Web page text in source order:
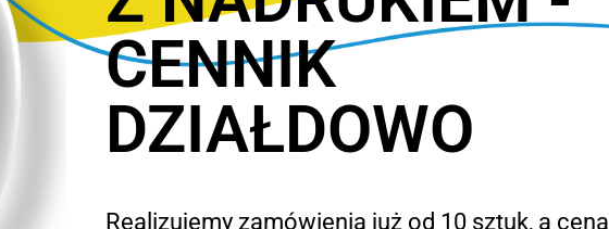
CENNIK
DZIAŁDOWO
Realizujemy zamówienia już od 10 sztuk, a cena